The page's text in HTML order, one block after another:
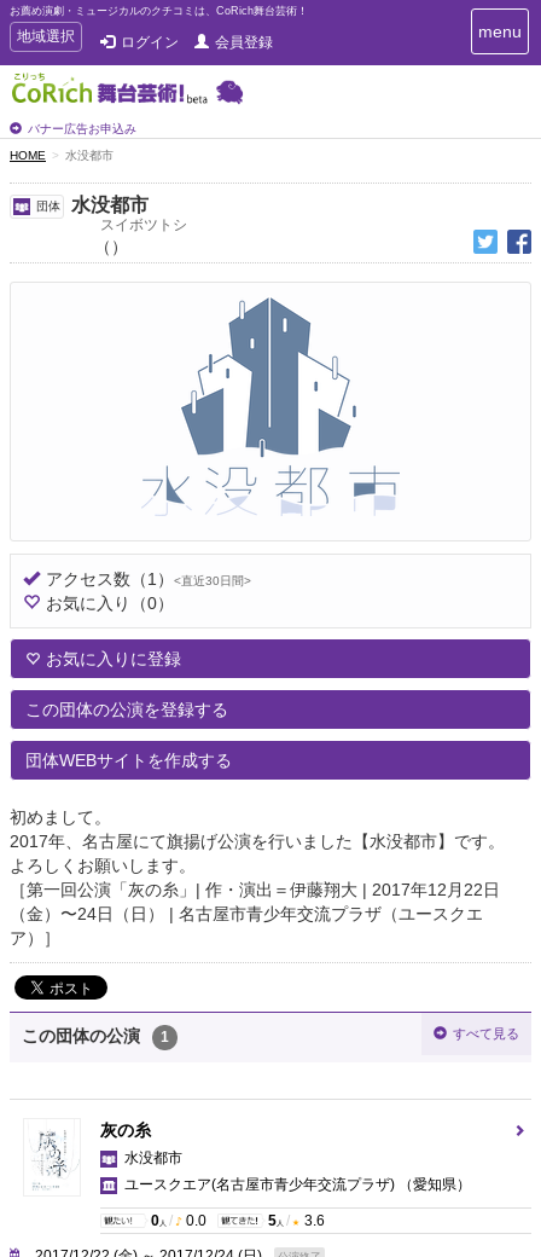
お薦め演劇・ミュージカルのクチコミは、CoRich舞台芸術！
T
o
g
g
e
n
a
v
i
a
t
地域選択 ログイン 会員登録
バナー広告お申込み
T
o
i
menu
HOME 水没都市
団体 水没都市
スイボツトシ
（）
アクセス数 （1） <直近30日間>
お気に入り （0）
お気に入りに登録
この団体の公演を登録する
団体WEBサイトを作成する
初めまして。
2017年、名古屋にて旗揚げ公演を行いました【水没都市】です。
よろしくお願いします。
［第一回公演「灰の糸」| 作・演出＝伊藤翔大 | 2017年12月22日
（金）〜24日（日） | 名古屋市青少年交流プラザ（ユースクエ
ア）］
この団体の公演 1 すべて見る
灰の糸
水没都市
ユースクエア(名古屋市青少年交流プラザ)
（愛知県）
0 人 / 0.0 5 人 / 3.6